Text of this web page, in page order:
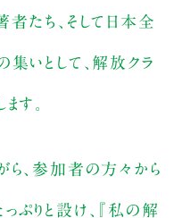
たち、そして日本全
集いとして、解放クラ
す。
ら、参加者の方々から
ぷりと設け、『私の解